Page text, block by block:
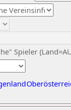
Spieler